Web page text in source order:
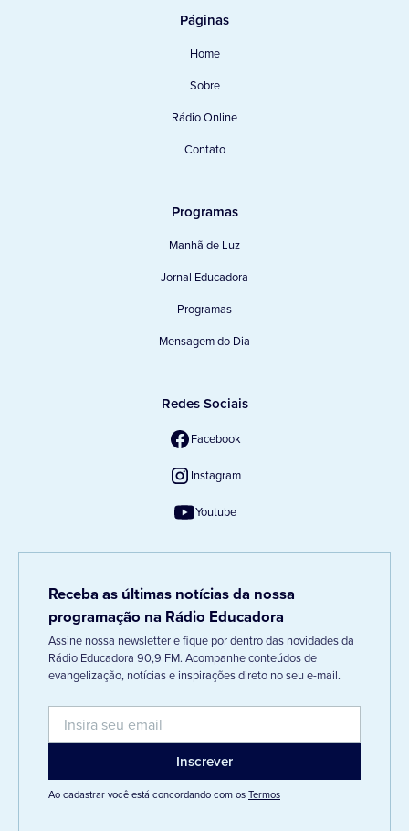
Páginas
Home
Sobre
Rádio Online
Contato
Programas
Manhã de Luz
Jornal Educadora
Programas
Mensagem do Dia
Redes Sociais
Facebook
Instagram
Youtube
Receba as últimas notícias da nossa
programação na Rádio Educadora
Assine nossa newsletter e fique por dentro das novidades da
Rádio Educadora 90,9 FM. Acompanhe conteúdos de
evangelização, notícias e inspirações direto no seu e-mail.
Ao cadastrar você está concordando com osTermos